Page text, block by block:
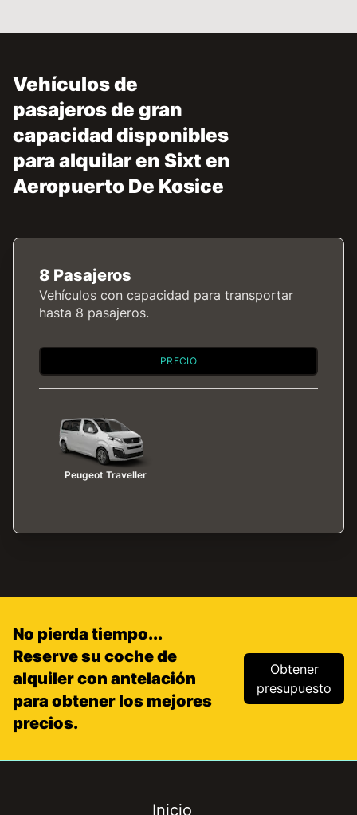
Vehículos de
pasajeros de gran
capacidad disponibles
para alquilar en Sixt en
Aeropuerto De Kosice
8 Pasajeros
Vehículos con capacidad para transportar
hasta 8 pasajeros.
PRECIO
Peugeot Traveller
No pierda tiempo...
Reserve su coche de
alquiler con antelación
para obtener los mejores
precios.
Obtener
presupuesto
Inicio